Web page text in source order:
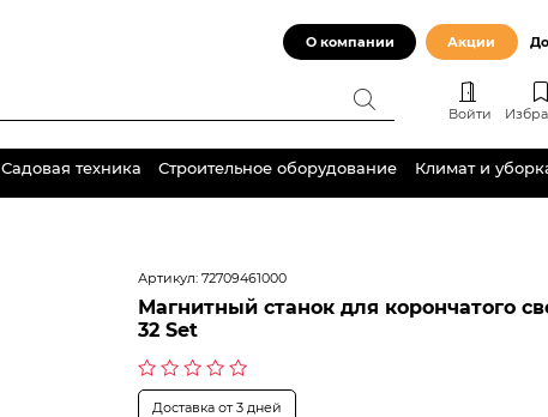
О компании Акции
Войти
Садовая техника Строительное оборудование Климат и
Артикул:72709461000
Магнитный станок для корончатого
32 Set
Оценка
Доставка от 3 дней